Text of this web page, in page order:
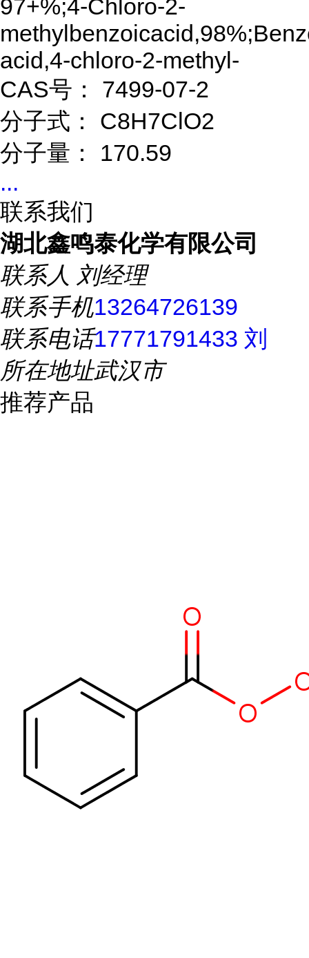
97+%;4-Chloro-2-
acid,4-chloro-2-methyl-
CAS号： 7499-07-2
分子式： C8H7ClO2
分子量： 170.59
...
联系我们
湖北鑫鸣泰化学有限公司
联系人 刘经理
联系手机13264726139
联系电话17771791433 刘
所在地址武汉市
推荐产品